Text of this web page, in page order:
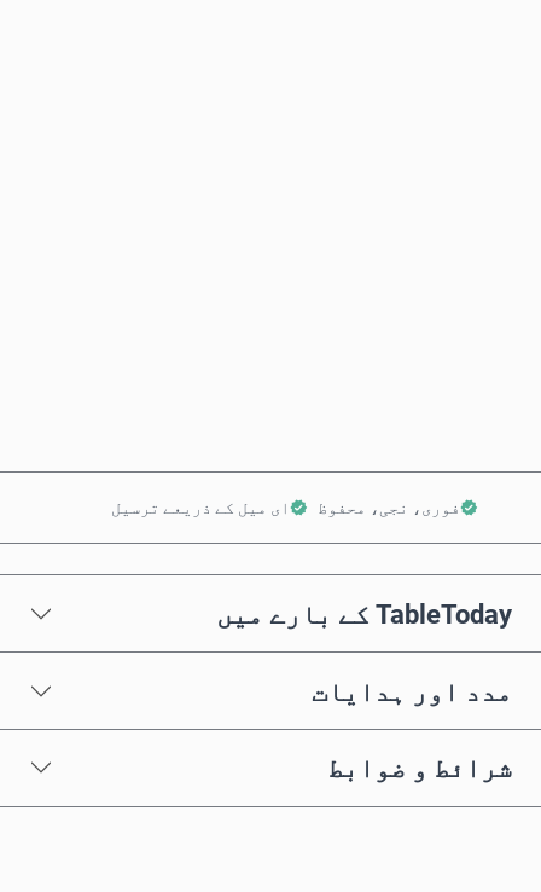
فوری، نجی، محفوظ ای میل کے ذریعے ترسیل
TableToday کے بارے میں
مدد اور ہدایات
شرائط و ضوابط